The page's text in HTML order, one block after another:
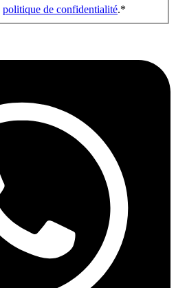
politique de confidentialité.*